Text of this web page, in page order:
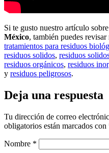
Si te gusto nuestro artículo sobre
México, también puedes
tratamientos para residuos
residuos solidos, residuos
residuos orgánicos, residuos
y residuos peligrosos.
Deja una respuesta
Tu dirección de correo
obligatorios están marcados con
Nombre *